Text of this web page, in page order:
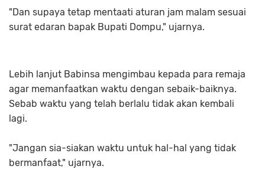
"Dan supaya tetap mentaati aturan jam malam sesuai
surat edaran bapak Bupati Dompu," ujarnya.
Lebih lanjut Babinsa mengimbau kepada para remaja
agar memanfaatkan waktu dengan sebaik-baiknya.
Sebab waktu yang telah berlalu tidak akan kembali
lagi.
"Jangan sia-siakan waktu untuk hal-hal yang tidak
bermanfaat," ujarnya.